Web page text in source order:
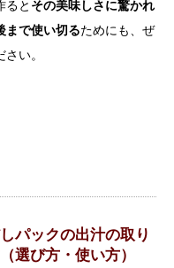
ると その美味しさに驚かれ
まで使い切るためにも、ぜ
い。
パックの出汁の取り
選び方・使い方）